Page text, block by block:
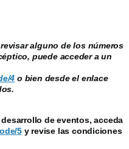
alguno de los números
puede acceder a un
4 o bien desde el enlace
de eventos, acceda
5y revise las condiciones